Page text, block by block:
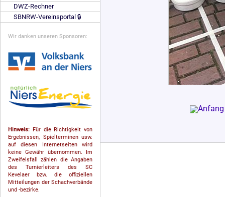
DWZ-Rechner
SBNRW-Vereinsportal 🔒
Wir danken unseren Sponsoren:
Hinweis: Für die Richtigkeit von
Ergebnissen, Spielterminen usw.
auf diesen Internetseiten wird
keine Gewähr übernommen. Im
Zweifelsfall zählen die Angaben
des Turnierleiters des SC
Kevelaer bzw. die offiziellen
Mitteilungen der Schach­ver­bände
und -bezirke.